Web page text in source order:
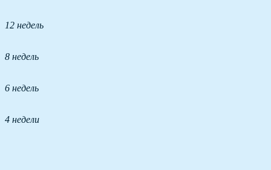
12 недель
8 недель
6 недель
4 недели